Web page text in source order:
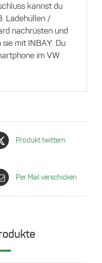
kannst du
Ladehüllen /
nachrüsten und
mit INBAY. Du
im VW
Produkt twittern
Per Mail verschicken